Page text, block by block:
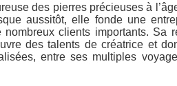
des pierres précieuses à
aussitôt, elle fonde une
nombreux clients importants. Sa
des talents de créatrice et
entre ses multiples